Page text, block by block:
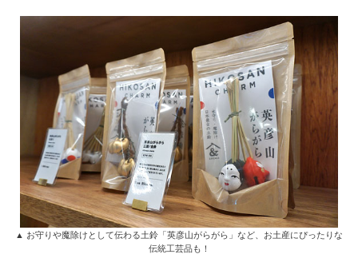
▲ お守りや魔除けとして伝わる土鈴「英彦山がらがら」など、お土産にぴったりな
伝統工芸品も！